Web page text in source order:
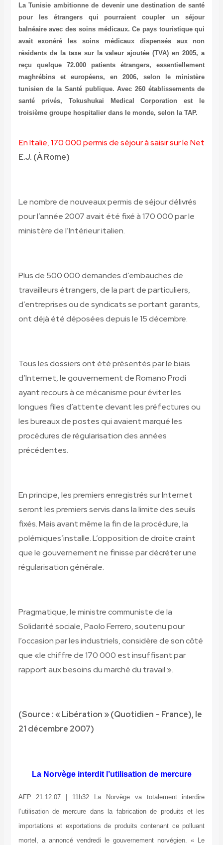
La Tunisie ambitionne de devenir une destination de santé
pour les étrangers qui pourraient coupler un séjour
balnéaire avec des soins médicaux. Ce pays touristique qui
avait exonéré les soins médicaux dispensés aux non
résidents de la taxe sur la valeur ajoutée (TVA) en 2005, a
reçu quelque 72.000 patients étrangers, essentiellement
maghrébins et européens, en 2006, selon le ministère
tunisien de la Santé publique. Avec 260 établissements de
santé privés, Tokushukai Medical Corporation est le
troisième groupe hospitalier dans le monde, selon la TAP.
En Italie, 170 000 permis de séjour à saisir sur le Net
E.J. (À Rome)
Le nombre de nouveaux permis de séjour délivrés
pour l’année 2007 avait été fixé à 170 000 par le
ministère de l’Intérieur italien.
Plus de 500 000 demandes d’embauches de
travailleurs étrangers, de la part de particuliers,
d’entreprises ou de syndicats seportant garants,
ont déjà été déposées depuis le 15 décembre.
Tous les dossiers ont été présentés par le biais
d’Internet, le gouvernement de Romano Prodi
ayant recours à ce mécanisme pour éviter les
longues files d’attente devant les préfectures ou
les bureaux de postes qui avaient marqué les
procédures de régularisation des années
précédentes.
En principe, les premiers enregistrés sur Internet
seront les premiers servis dans la limite des seuils
fixés. Mais avant même la fin de la procédure, la
polémiques’installe. L’opposition de droite craint
que le gouvernement ne finisse par décréter une
régularisation générale.
Pragmatique, le ministre communiste de la
Solidarité sociale, Paolo Ferrero, soutenu pour
l’occasion par les industriels, considère de son côté
que «le chiffre de 170 000 est insuffisant par
rapport aux besoins du marché du travail ».
(Source : « Libération » (Quotidien – France), le
21 décembre 2007)
La Norvège interdit l’utilisation de mercure
AFP 21.12.07 | 11h32 La Norvège va totalement interdire
l’utilisation de mercure dans la fabrication de produits et les
importations et exportations de produits contenant ce polluant
mortel, a annoncé vendredi le gouvernement norvégien. « Le